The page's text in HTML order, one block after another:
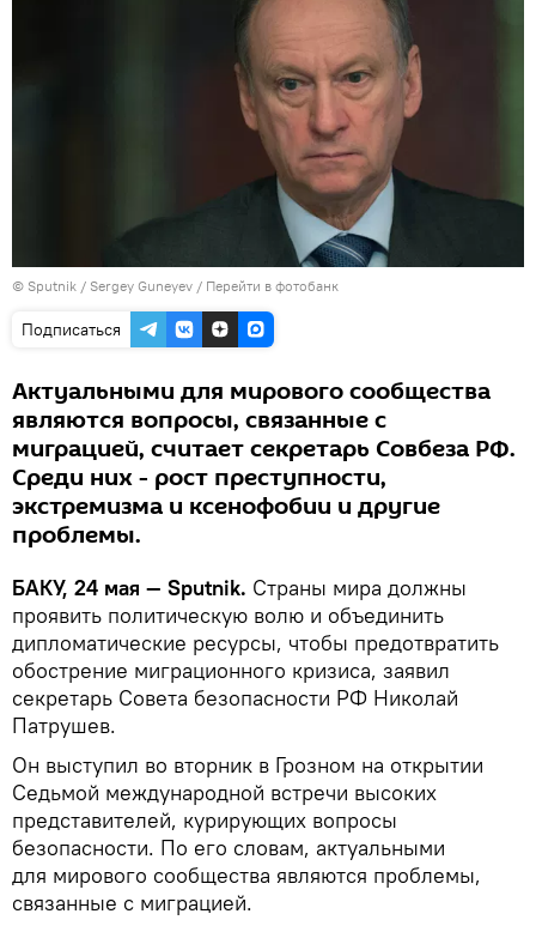
© Sputnik / Sergey Guneyev / Перейти в фотобанк
Подписаться
Актуальными для мирового сообщества
являются вопросы, связанные с
миграцией, считает секретарь Совбеза РФ.
Среди них - рост преступности,
экстремизма и ксенофобии и другие
проблемы.
БАКУ, 24 мая — Sputnik. Страны мира должны
проявить политическую волю и объединить
дипломатические ресурсы, чтобы предотвратить
обострение миграционного кризиса, заявил
секретарь Совета безопасности РФ Николай
Патрушев.
Он выступил во вторник в Грозном на открытии
Седьмой международной встречи высоких
представителей, курирующих вопросы
безопасности. По его словам, актуальными
для мирового сообщества являются проблемы,
связанные с миграцией.